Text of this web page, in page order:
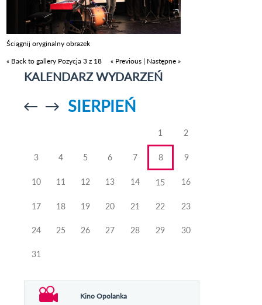
Ściągnij oryginalny obrazek
« Back to gallery Pozycja 3 z 18 « Previous | Następne »
KALENDARZ WYDARZEŃ
Przejdź doPrzejdź do
SIERPIEŃ
1 2
3 4 5 6 7 8 9
10 11 12 13 14 15 16
17 18 19 20 21 22 23
24 25 26 27 28 29 30
31
Kino Opolanka